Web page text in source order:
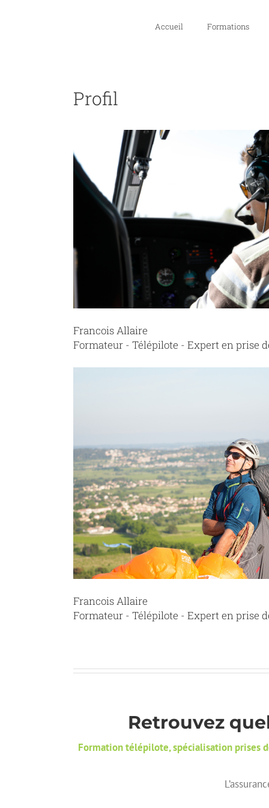
Accueil Formations
Profil
Francois Allaire
Formateur - Télépilote - Expert en prise
Francois Allaire
Formateur - Télépilote - Expert en prise
Retrouvez
Formation télépilote, spécialisation prises